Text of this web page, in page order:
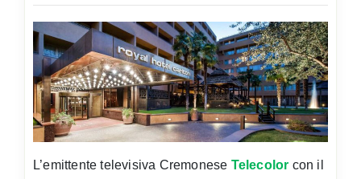
L’emittente televisiva Cremonese Telecolor con il